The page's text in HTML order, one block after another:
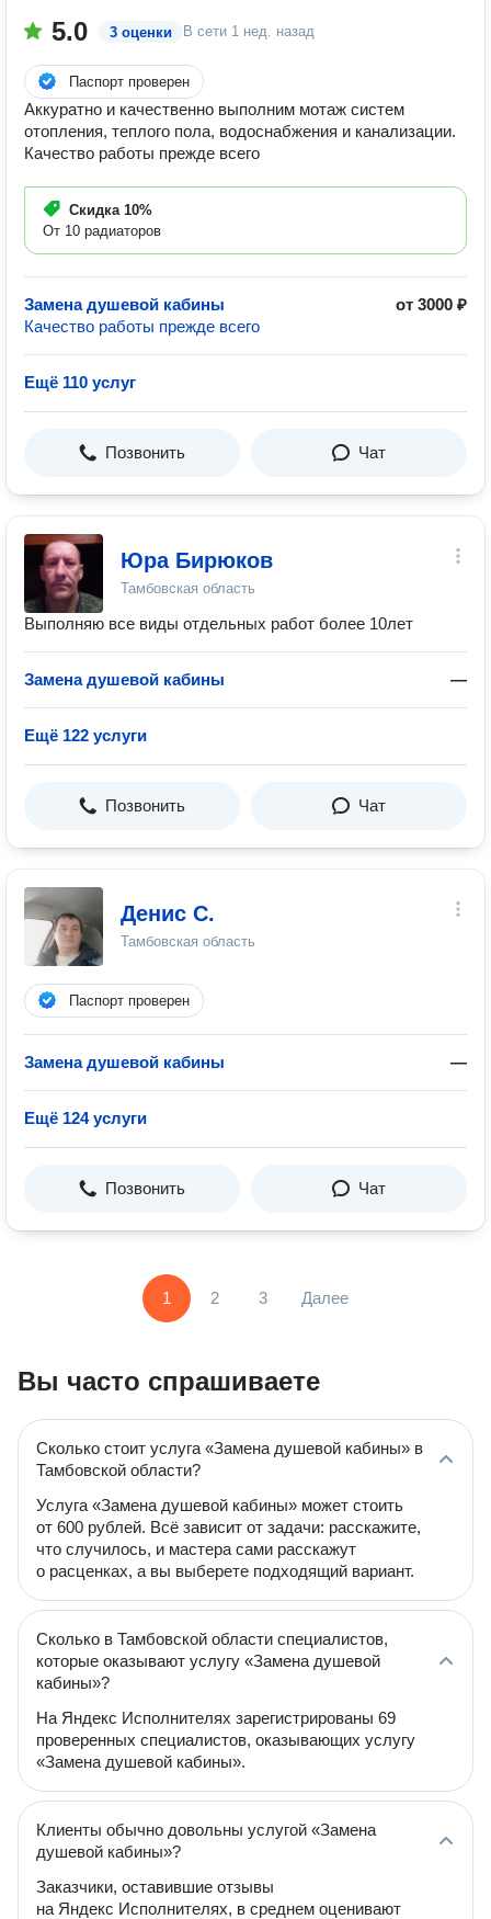
5.0 3 оценки В сети 1 нед. назад
Паспорт проверен
Аккуратно и качественно выполним мотаж систем
отопления, теплого пола, водоснабжения и канализации.
Качество работы прежде всего
Скидка 10%
От 10 радиаторов
Замена душевой кабины
от 3000 ₽
Качество работы прежде всего
Ещё 110 услуг
Позвонить Чат
Юра Бирюков
Тамбовская область
Выполняю все виды отдельных работ более 10лет
Замена душевой кабины —
Ещё 122 услуги
Позвонить Чат
Денис С.
Тамбовская область
Паспорт проверен
Замена душевой кабины —
Ещё 124 услуги
Позвонить Чат
1 2 3 Далее
Вы часто спрашиваете
Сколько стоит услуга «Замена душевой кабины» в
Тамбовской области?
Услуга «Замена душевой кабины» может стоить
от 600 рублей. Всё зависит от задачи: расскажите,
что случилось, и мастера сами расскажут
о расценках, а вы выберете подходящий вариант.
Сколько в Тамбовской области специалистов,
которые оказывают услугу «Замена душевой
кабины»?
На Яндекс Исполнителях зарегистрированы 69
проверенных специалистов, оказывающих услугу
«Замена душевой кабины».
Клиенты обычно довольны услугой «Замена
душевой кабины»?
Заказчики, оставившие отзывы
на Яндекс Исполнителях, в среднем оценивают